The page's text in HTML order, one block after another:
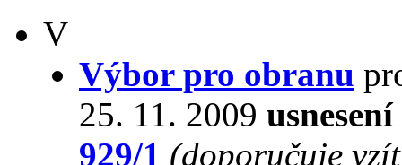
V
Výbor pro obranu
25. 11. 2009 usnesení
929/1 (doporučuje